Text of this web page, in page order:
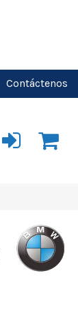
Contáctenos